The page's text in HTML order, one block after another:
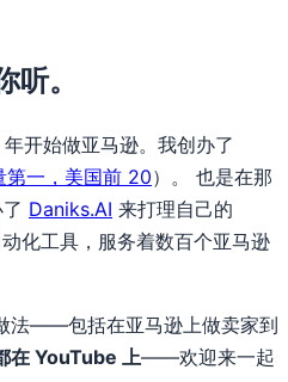
。
开始做亚马逊。我创办了
第一，美国前 20）。 也是在那
Daniks.AI 来打理自己的
化工具，服务着数百个亚马逊
法——包括在亚马逊上做卖家到
在 YouTube 上——欢迎来一起